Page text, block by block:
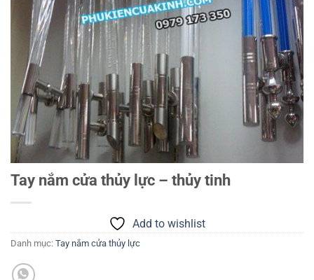
Tay nắm cửa thủy lực – thủy tinh
Add to wishlist
Danh mục: Tay nắm cửa thủy lực